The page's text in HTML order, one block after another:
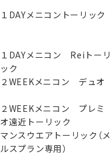
１DAYメニコントーリック
１DAYメニコン Reiトーリ
ック
２WEEKメニコン デュオ
２WEEKメニコン プレミ
オ遠近トーリック
マンスウエアトーリック（メ
ルスプラン専用）